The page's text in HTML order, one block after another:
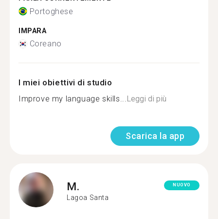
Portoghese
IMPARA
Coreano
I miei obiettivi di studio
Improve my language skills...Leggi di più
Scarica la app
M.
Lagoa Santa
NUOVO